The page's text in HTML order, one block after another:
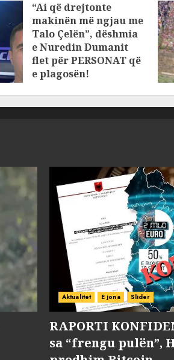
“Ai që drejtonte
makinën më ngjau me
Talo Çelën”, dëshmia
e Nuredin Dumanit
flet për PERSONAT që
e plagosën!
Aktualitet E jona Slider
RAPORTI
sa “frengu pulën”,